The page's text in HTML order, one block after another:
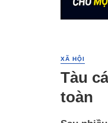
XÃ HỘI
Tàu
toàn